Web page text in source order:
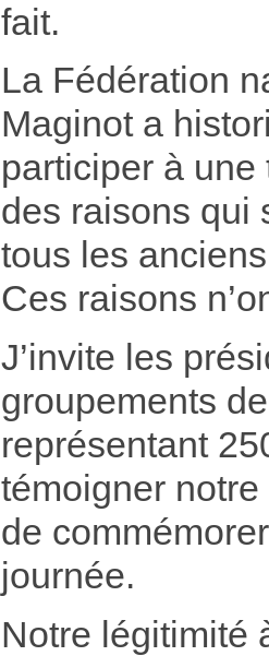
fait.
La Fédération
Maginot a
participer à
des raisons qui
tous les
Ces raisons
J’invite les
groupements
représentant
témoigner
de
journée.
Notre légitimité